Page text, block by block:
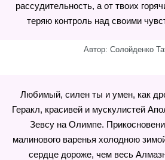
рассудительность, а от твоих
теряю контроль над своими
Автор: Солойденко
Любимый, силен ты и умен, как
Геракл, красивей и мускулистей
Зевсу на Олимпе.
малинового варенья холодною
сердце дороже, чем весь